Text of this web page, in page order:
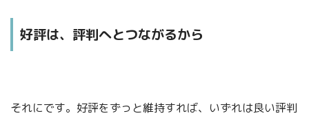
好評は、評判へとつながるから
それにです。好評をずっと維持すれば、いずれは良い評判